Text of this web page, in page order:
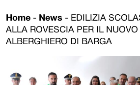
Home - News - EDILIZIA
ALLA ROVESCIA PER IL NUOVO
ALBERGHIERO DI BARGA